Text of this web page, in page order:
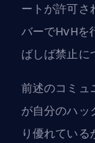
ートが許可さ
バーでHvHを
ばしば禁止に
前述のコミュ
が自分のハッ
り優れてい